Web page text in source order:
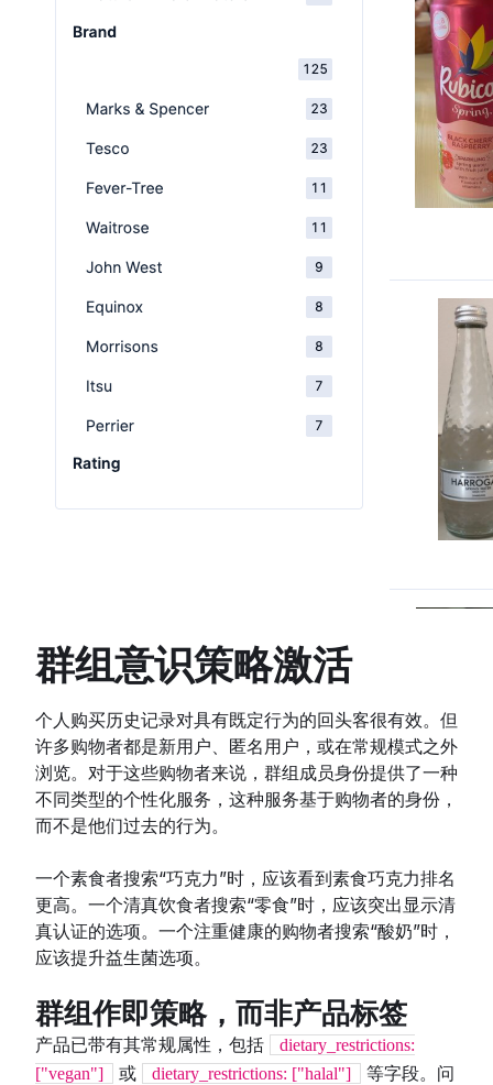
群组意识策略激活
个人购买历史记录对具有既定行为的回头客很有效。但
许多购物者都是新用户、匿名用户，或在常规模式之外
浏览。对于这些购物者来说，群组成员身份提供了一种
不同类型的个性化服务，这种服务基于购物者的身份，
而不是他们过去的行为。
一个素食者搜索“巧克力”时，应该看到素食巧克力排名
更高。一个清真饮食者搜索“零食”时，应该突出显示清
真认证的选项。一个注重健康的购物者搜索“酸奶”时，
应该提升益生菌选项。
群组作即策略，而非产品标签
产品已带有其常规属性，包括
dietary_restrictions:
["vegan"]
或 dietary_restrictions: ["halal"]
等字段。问